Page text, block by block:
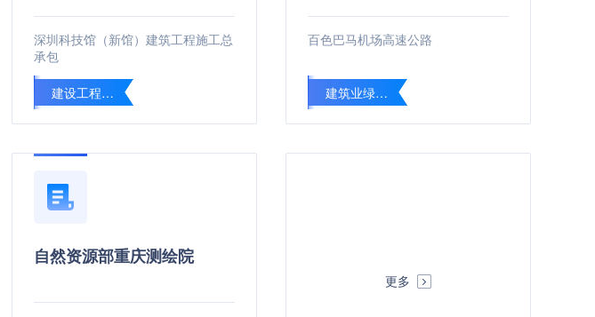
深圳科技馆（新馆）建筑工程施工总
承包
建设工程绿色施工水平评价
百色巴马机场高速公路
建筑业绿色施工工程
自然资源部重庆测绘院
更多